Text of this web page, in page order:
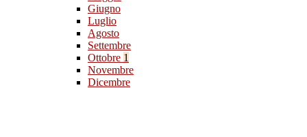
Giugno
Luglio
Agosto
Settembre
Ottobre 1
Novembre
Dicembre